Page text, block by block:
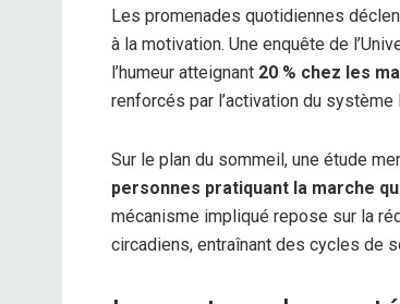
Les promenades quotidiennes
à la motivation. Une enquête de
l’humeur atteignant 20 % chez les
renforcés par l’activation du
Sur le plan du sommeil, une étude
personnes pratiquant la marche
mécanisme impliqué repose sur la
circadiens, entraînant des cycles de